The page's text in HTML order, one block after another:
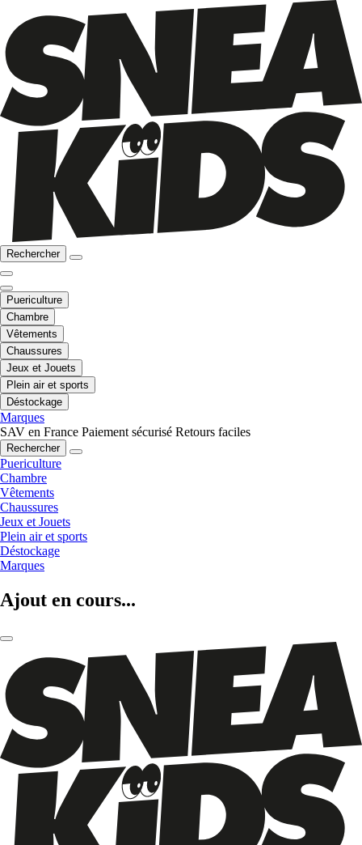
Rechercher
Puericulture
Chambre
Vêtements
Chaussures
Jeux et Jouets
Plein air et sports
Déstockage
Marques
SAV en France Paiement sécurisé Retours faciles
Rechercher
Puericulture
Chambre
Vêtements
Chaussures
Jeux et Jouets
Plein air et sports
Déstockage
Marques
Ajout en cours...